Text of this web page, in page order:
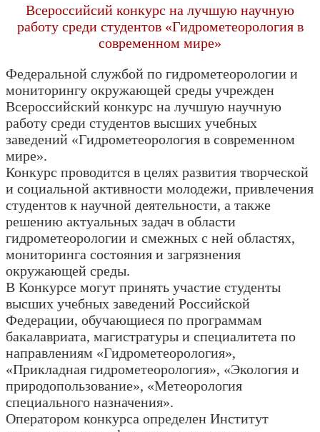
Всероссийсий конкурс на лучшую научную
работу среди студентов «Гидрометеорология в
современном мире»
Федеральной службой по гидрометеорологии и
мониторингу окружающей среды учрежден
Всероссийский конкурс на лучшую научную
работу среди студентов высших учебных
заведений «Гидрометеорология в современном
мире».
Конкурс проводится в целях развития творческой
и социальной активности молодежи, привлечения
студентов к научной деятельности, а также
решению актуальных задач в области
гидрометеорологии и смежных с ней областях,
мониторинга состояния и загрязнения
окружающей среды.
В Конкурсе могут принять участие студенты
высших учебных заведений Российской
Федерации, обучающиеся по программам
бакалавриата, магистратуры и специалитета по
направлениям «Гидрометеорология»,
«Прикладная гидрометеорология», «Экология и
природопользование», «Метеорология
специального назначения».
Оператором конкурса определен Институт